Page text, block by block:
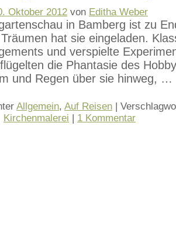
Oktober 2012 von Editha Weber
in Bamberg ist zu
hat sie eingeladen.
und verspielte
die Phantasie des
und Regen über sie hinweg, …
Allgemein, Auf Reisen |
Kirchenmalerei | 1 Kommentar